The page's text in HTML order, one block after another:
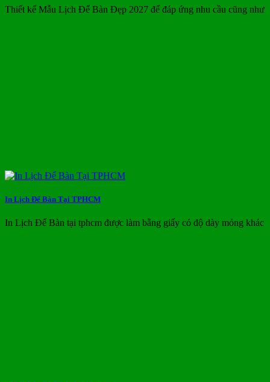
Thiết kế Mẫu Lịch Để Bàn Đẹp 2027 để đáp ứng nhu cầu cũng như
In Lịch Để Bàn Tại TPHCM
In Lịch Để Bàn tại tphcm được làm bằng giấy có độ dày mỏng khác